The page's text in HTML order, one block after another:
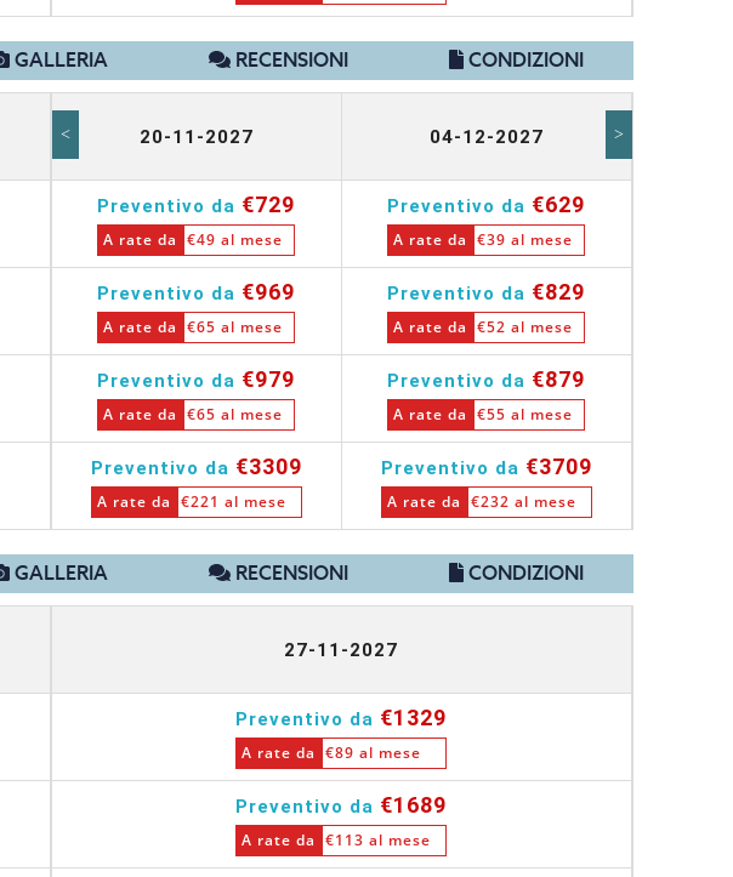
GALLERIA RECENSIONI CONDIZIONI
20-11-2027
Preventivo da €729
A rate da €49 al mese
Preventivo da €969
A rate da €65 al mese
Preventivo da €979
A rate da €65 al mese
Preventivo da €3309
A rate da €221 al mese
04-12-2027
Preventivo da €629
A rate da €39 al mese
Preventivo da €829
A rate da €52 al mese
Preventivo da €879
A rate da €55 al mese
Preventivo da €3709
A rate da €232 al mese
< >
GALLERIA RECENSIONI CONDIZIONI
27-11-2027
Preventivo da €1329
A rate da €89 al mese
Preventivo da €1689
A rate da €113 al mese